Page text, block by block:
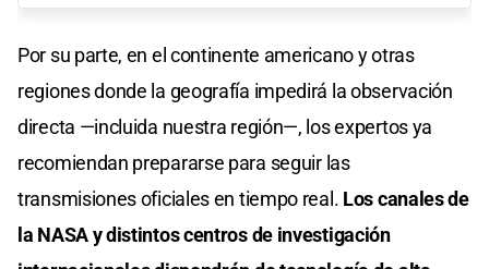
Por su parte, en el continente americano y otras
regiones donde la geografía impedirá la observación
directa —incluida nuestra región—, los expertos ya
recomiendan prepararse para seguir las
transmisiones oficiales en tiempo real. Los canales de
la NASA y distintos centros de investigación